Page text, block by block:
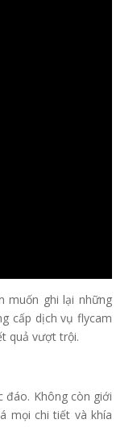
muốn ghi lại những
cấp dịch vụ flycam
quả vượt trội.
đáo. Không còn giới
mọi chi tiết và khía